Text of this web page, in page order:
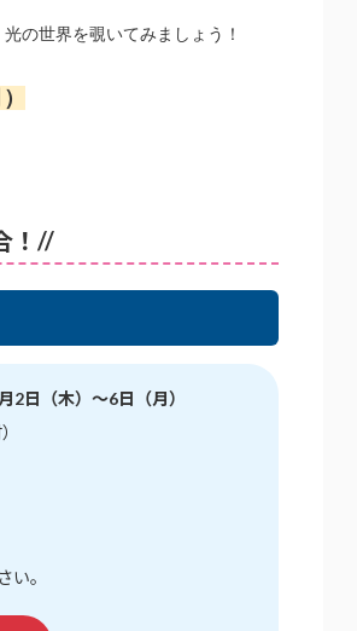
の世界を覗いてみましょう！
！//
2日（木）～6日（月）
い。